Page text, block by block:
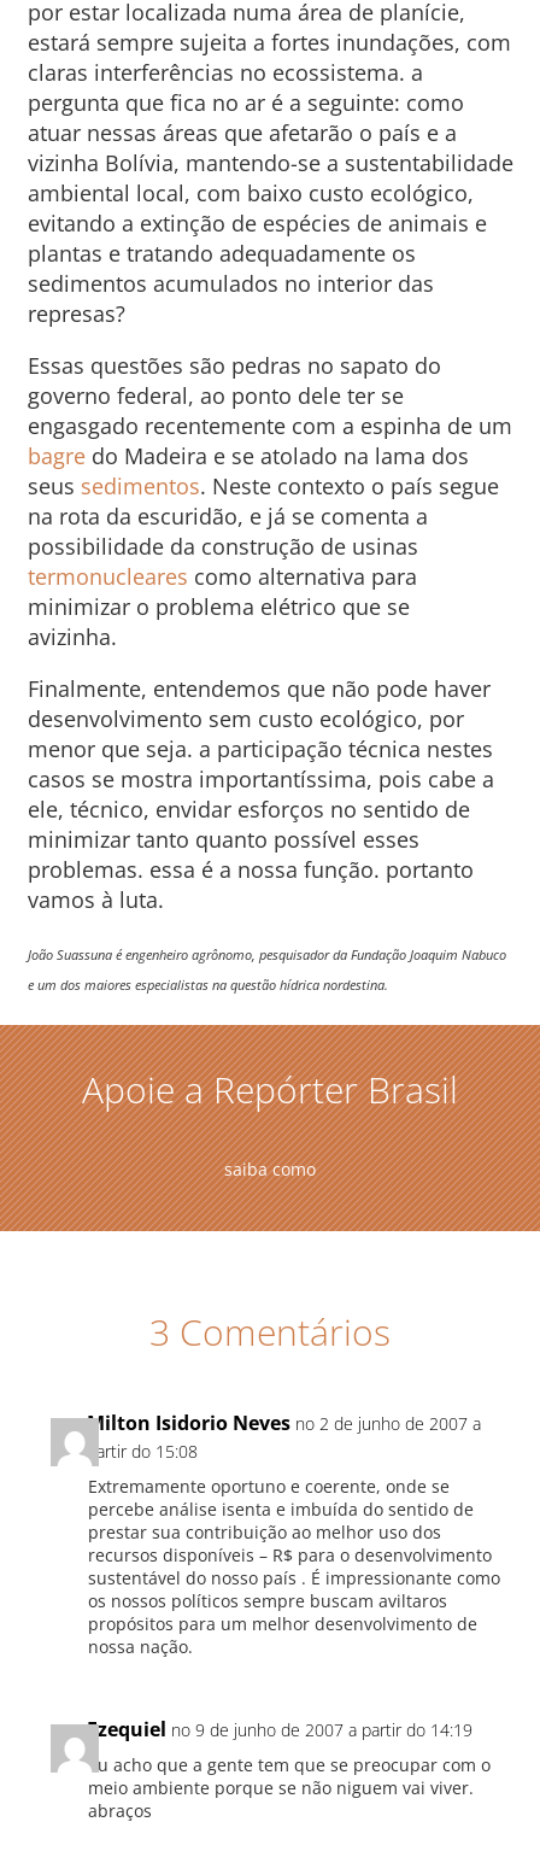
por estar localizada numa área de planície,
estará sempre sujeita a fortes inundações, com
claras interferências no ecossistema. a
pergunta que fica no ar é a seguinte: como
atuar nessas áreas que afetarão o país e a
vizinha Bolívia, mantendo-se a sustentabilidade
ambiental local, com baixo custo ecológico,
evitando a extinção de espécies de animais e
plantas e tratando adequadamente os
sedimentos acumulados no interior das
represas?
Essas questões são pedras no sapato do
governo federal, ao ponto dele ter se
engasgado recentemente com a espinha de um
bagredo Madeira e se atolado na lama dos
seus sedimentos. Neste contexto o país segue
na rota da escuridão, e já se comenta a
possibilidade da construção de usinas
termonucleares como alternativa para
minimizar o problema elétrico que se
avizinha.
Finalmente, entendemos que não pode haver
desenvolvimento sem custo ecológico, por
menor que seja. a participação técnica nestes
casos se mostra importantíssima, pois cabe a
ele, técnico, envidar esforços no sentido de
minimizar tanto quanto possível esses
problemas. essa é a nossa função. portanto
vamos à luta.
João Suassuna é engenheiro agrônomo, pesquisador da Fundação Joaquim Nabuco
e um dos maiores especialistas na questão hídrica nordestina.
Apoie a Repórter Brasil
saiba como
3 Comentários
Milton Isidorio Neves no 2 de junho de 2007 a
partir do 15:08
Extremamente oportuno e coerente, onde se
percebe análise isenta e imbuída do sentido de
prestar sua contribuição ao melhor uso dos
recursos disponíveis – R$ para o desenvolvimento
sustentável do nosso país . É impressionante como
os nossos políticos sempre buscam aviltaros
propósitos para um melhor desenvolvimento de
nossa nação.
Ezequiel no 9 de junho de 2007 a partir do 14:19
Eu acho que a gente tem que se preocupar com o
meio ambiente porque se não niguem vai viver.
abraços